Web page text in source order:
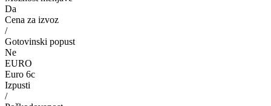
Da
Cena za izvoz
/
Gotovinski popust
Ne
EURO
Euro 6c
Izpusti
/